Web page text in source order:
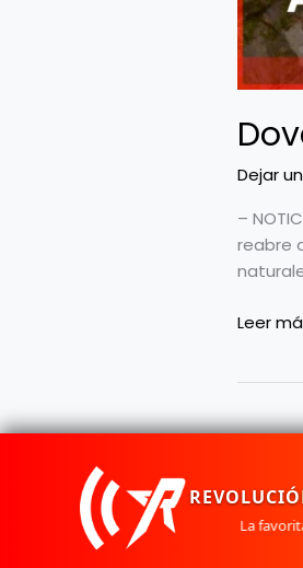
Dejar
–
reabre
Leer
Contacto: +1 (845)
La favorita